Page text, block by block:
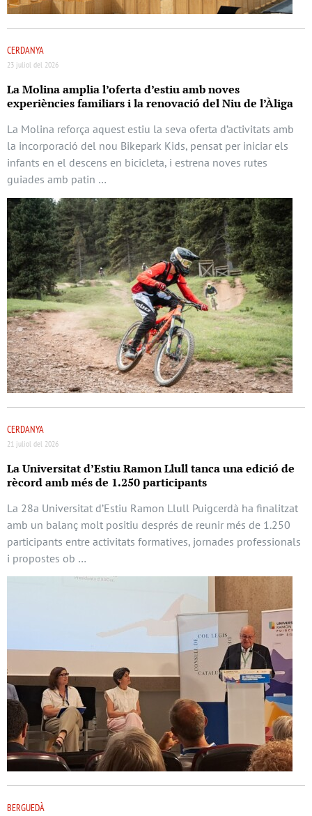
CERDANYA
23 juliol del 2026
La Molina amplia l’oferta d’estiu amb noves
experiències familiars i la renovació del Niu de l’Àliga
La Molina reforça aquest estiu la seva oferta d’activitats amb
la incorporació del nou Bikepark Kids, pensat per iniciar els
infants en el descens en bicicleta, i estrena noves rutes
guiades amb patin …
CERDANYA
21 juliol del 2026
La Universitat d’Estiu Ramon Llull tanca una edició de
rècord amb més de 1.250 participants
La 28a Universitat d’Estiu Ramon Llull Puigcerdà ha finalitzat
amb un balanç molt positiu després de reunir més de 1.250
participants entre activitats formatives, jornades professionals
i propostes ob …
BERGUEDÀ